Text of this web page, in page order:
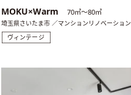
MOKU×Warm 70㎡〜80㎡
埼玉県さいたま市 ／マンションリノベーション
ヴィンテージ